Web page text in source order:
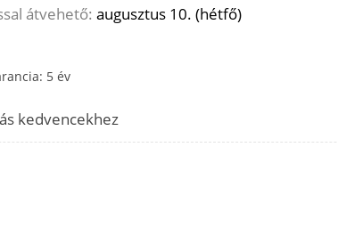
átvehető: augusztus 10. (hétfő)
5 év
kedvencekhez